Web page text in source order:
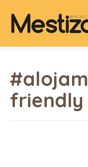
friendly